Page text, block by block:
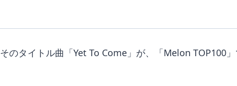
のタイトル曲「Yet To Come」が、「Melon TOP100